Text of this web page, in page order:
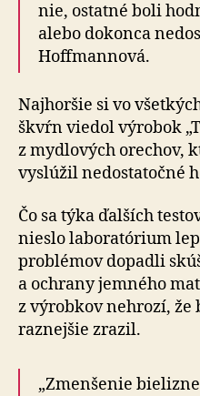
nie, ostatné boli
alebo do­kon­ca
Hoffmannová.
Najhoršie si vo
škvŕn viedol výrobok
z myd­lo­vých orechov,
vyslúžil ne­dosta­toč­né
Čo sa týka ďalších
nieslo la­bo­ra­tó­rium
problémov dopadli
a ochrany jem­ného
z vý­rob­kov ne­hrozí, že
raz­nej­šie zrazil.
„Zmenšenie